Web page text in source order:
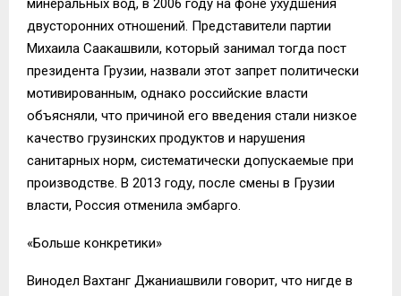
минеральных вод, в 2006 году на фоне ухудшения
двусторонних отношений. Представители партии
Михаила Саакашвили, который занимал тогда пост
президента Грузии, назвали этот запрет политически
мотивированным, однако российские власти
объясняли, что причиной его введения стали низкое
качество грузинских продуктов и нарушения
санитарных норм, систематически допускаемые при
производстве. В 2013 году, после смены в Грузии
власти, Россия отменила эмбарго.
«Больше конкретики»
Винодел Вахтанг Джаниашвили говорит, что нигде в